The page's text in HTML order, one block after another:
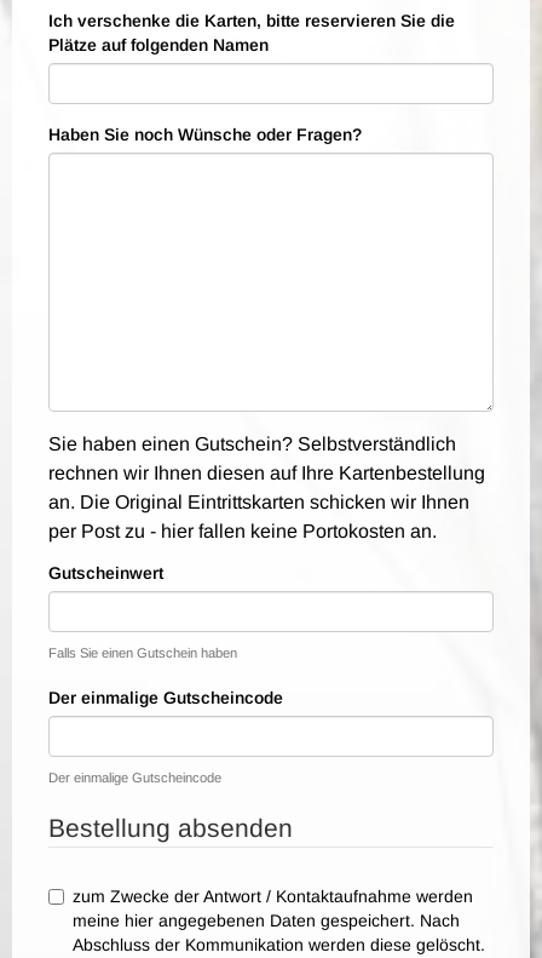
Ich verschenke die Karten, bitte reservieren Sie die
Plätze auf folgenden Namen
Haben Sie noch Wünsche oder Fragen?
Sie haben einen Gutschein? Selbstverständlich
rechnen wir Ihnen diesen auf Ihre Kartenbestellung
an. Die Original Eintrittskarten schicken wir Ihnen
per Post zu - hier fallen keine Portokosten an.
Gutscheinwert
Falls Sie einen Gutschein haben
Der einmalige Gutscheincode
Der einmalige Gutscheincode
Bestellung absenden
zum Zwecke der Antwort / Kontaktaufnahme werden
meine hier angegebenen Daten gespeichert. Nach
Abschluss der Kommunikation werden diese gelöscht.